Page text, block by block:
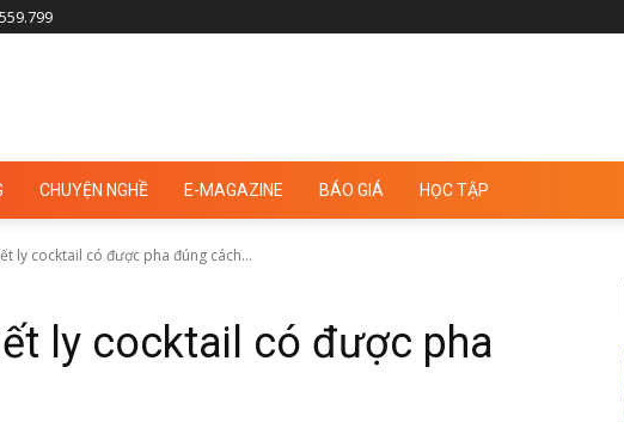
CHUYỆN NGHỀ E-MAGAZINE BÁO GIÁ HỌC TẬP
ly cocktail có được pha đúng cách...
ly cocktail có được pha